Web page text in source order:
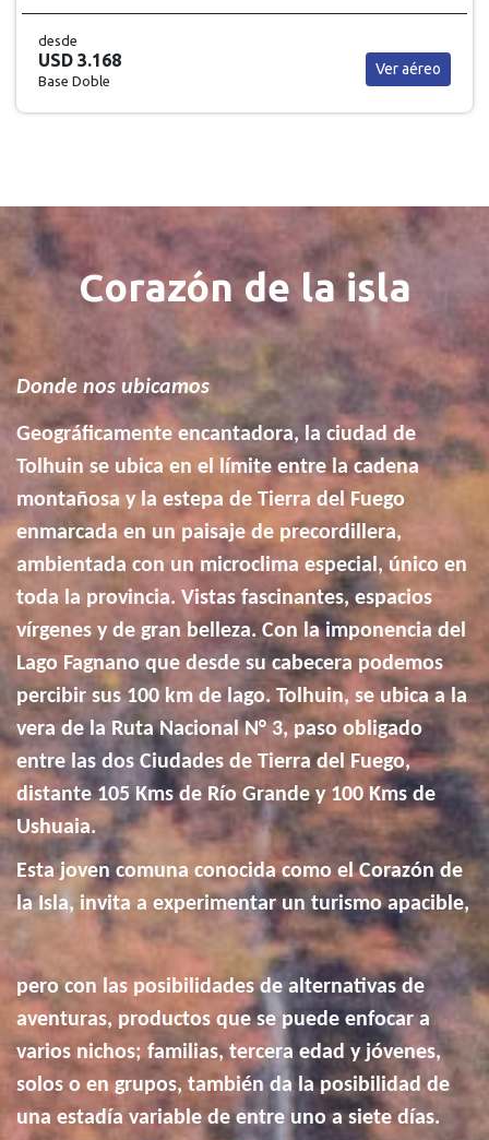
desde
USD 3.168
Base Doble
Ver aéreo
Corazón de la isla
Donde nos ubicamos
Geográficamente encantadora, la ciudad de
Tolhuin se ubica en el límite entre la cadena
montañosa y la estepa de Tierra del Fuego
enmarcada en un paisaje de precordillera,
ambientada con un microclima especial, único en
toda la provincia. Vistas fascinantes, espacios
vírgenes y de gran belleza. Con la imponencia del
Lago Fagnano que desde su cabecera podemos
percibir sus 100 km de lago. Tolhuin, se ubica a la
vera de la Ruta Nacional N° 3, paso obligado
entre las dos Ciudades de Tierra del Fuego,
distante 105 Kms de Río Grande y 100 Kms de
Ushuaia.
Esta joven comuna conocida como el Corazón de
la Isla, invita a experimentar un turismo apacible,
pero con las posibilidades de alternativas de
aventuras, productos que se puede enfocar a
varios nichos; familias, tercera edad y jóvenes,
solos o en grupos, también da la posibilidad de
una estadía variable de entre uno a siete días.